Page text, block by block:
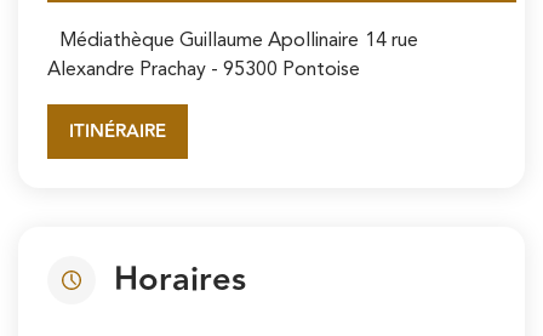
Médiathèque Guillaume Apollinaire 14 rue
Alexandre Prachay - 95300 Pontoise
ITINÉRAIRE
Horaires